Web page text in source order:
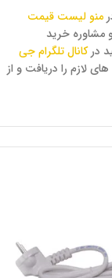
منو لیست قیمت
مشاوره خرید
درکانال تلگرام جی
لازم را دریافت و از